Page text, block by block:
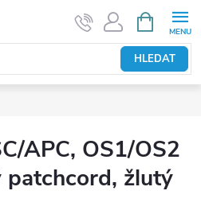
HLEDAT
NÁKUPNÍ
KOŠÍK
APC, OS1/OS2
žlutý